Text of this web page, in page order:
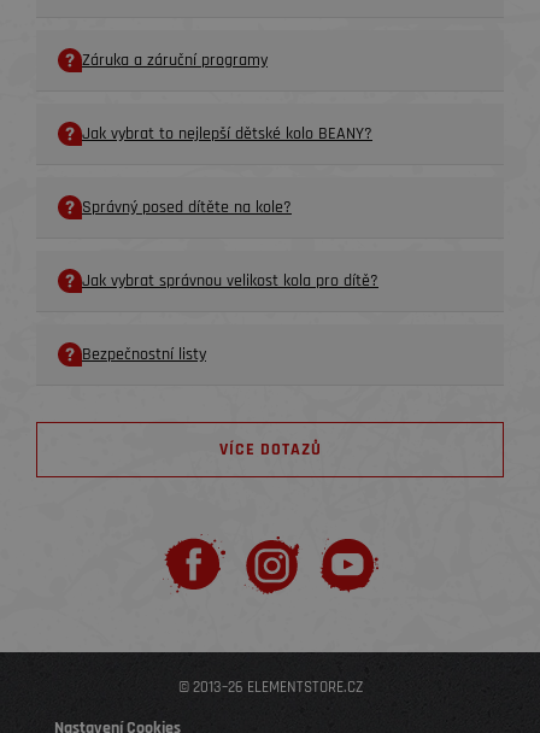
Záruka a záruční programy
Jak vybrat to nejlepší dětské kolo BEANY?
Správný posed dítěte na kole?
Jak vybrat správnou velikost kola pro dítě?
Bezpečnostní listy
VÍCE DOTAZŮ
© 2013–26 ELEMENTSTORE.CZ
Nastavení Cookies